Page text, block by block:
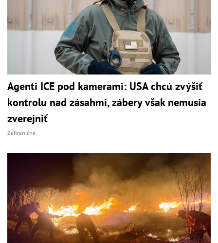
Agenti ICE pod kamerami: USA chcú zvýšiť
kontrolu nad zásahmi, zábery však nemusia
zverejniť
Zahraničné